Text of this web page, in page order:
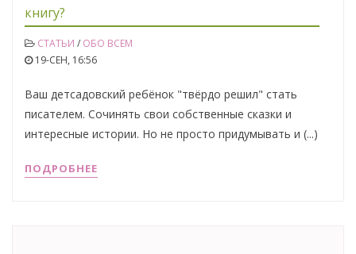
книгу?
СТАТЬИ / ОБО ВСЕМ
19-СЕН, 16:56
Ваш детсадовский ребёнок "твёрдо решил" стать
писателем. Сочинять свои собственные сказки и
интересные истории. Но не просто придумывать и (...)
ПОДРОБНЕЕ